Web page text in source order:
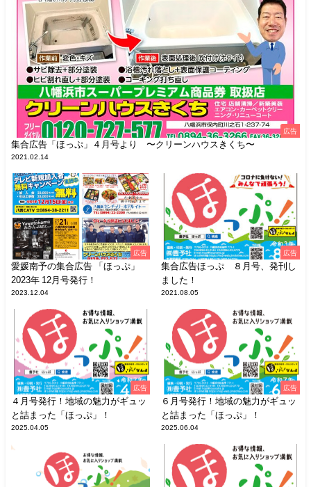
広告
集合広告「ほっぷ」４月号より 〜クリーンハウスきくち〜
2021.02.14
広告
愛媛南予の集合広告 「ほっぷ」
2023年 12月号発行！
2023.12.04
広告
集合広告ほっぷ ８月号、発刊し
ました！
2021.08.05
広告
４月号発行！地域の魅力がギュッ
と詰まった「ほっぷ」！
2025.04.05
広告
６月号発行！地域の魅力がギュッ
と詰まった「ほっぷ」！
2025.06.04